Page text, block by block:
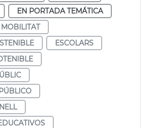
EN PORTADA TEMÁTICA
MOBILITAT
ESCOLARS